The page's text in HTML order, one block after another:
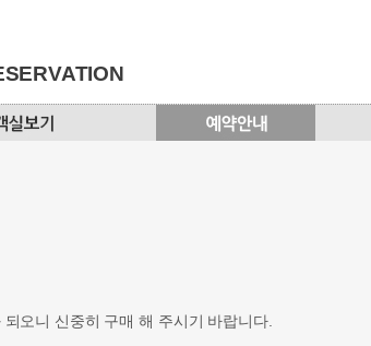
오니 신중히 구매 해 주시기 바랍니다.